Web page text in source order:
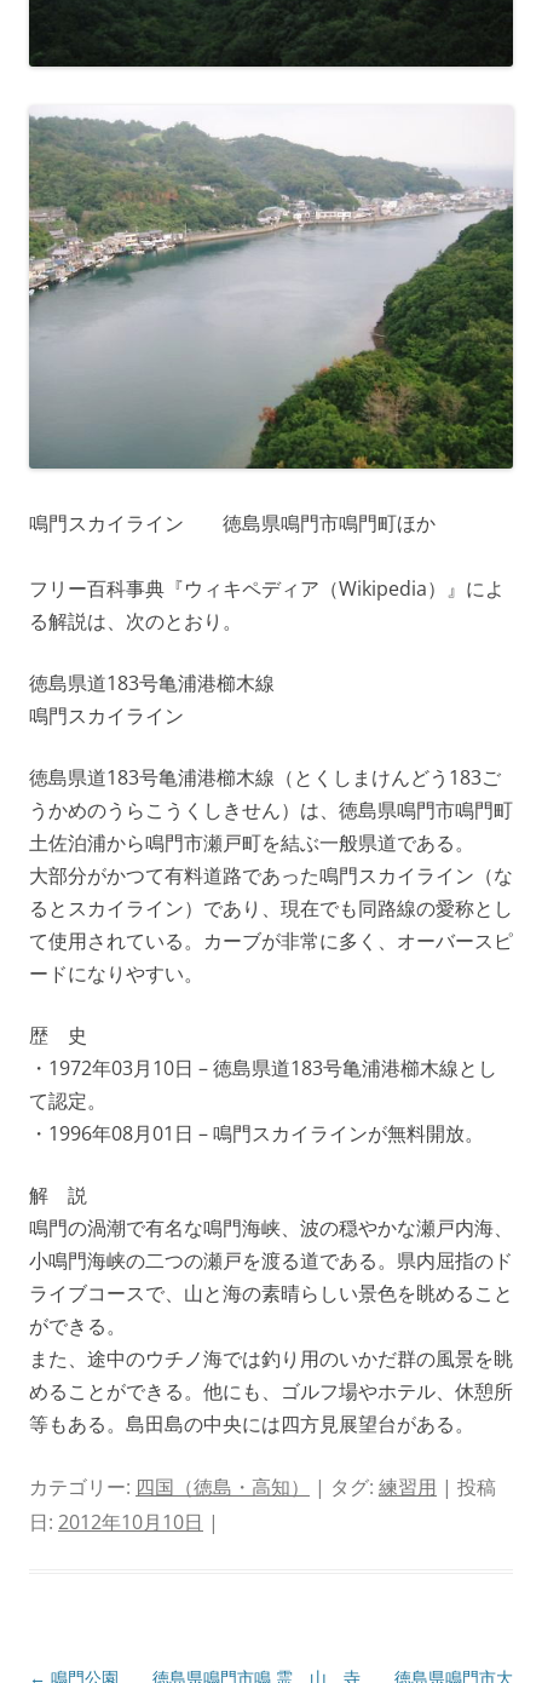
鳴門スカイライン 徳島県鳴門市鳴門町ほか
フリー百科事典『ウィキペディア（Wikipedia）』によ
る解説は、次のとおり。
徳島県道183号亀浦港櫛木線
鳴門スカイライン
徳島県道183号亀浦港櫛木線（とくしまけんどう183ご
うかめのうらこうくしきせん）は、徳島県鳴門市鳴門町
土佐泊浦から鳴門市瀬戸町を結ぶ一般県道である。
大部分がかつて有料道路であった鳴門スカイライン（な
るとスカイライン）であり、現在でも同路線の愛称とし
て使用されている。カーブが非常に多く、オーバースピ
ードになりやすい。
歴 史
・1972年03月10日 – 徳島県道183号亀浦港櫛木線とし
て認定。
・1996年08月01日 – 鳴門スカイラインが無料開放。
解 説
鳴門の渦潮で有名な鳴門海峡、波の穏やかな瀬戸内海、
小鳴門海峡の二つの瀬戸を渡る道である。県内屈指のド
ライブコースで、山と海の素晴らしい景色を眺めること
ができる。
また、途中のウチノ海では釣り用のいかだ群の風景を眺
めることができる。他にも、ゴルフ場やホテル、休憩所
等もある。島田島の中央には四方見展望台がある。
カテゴリー: 四国（徳島・高知） | タグ: 練習用 | 投稿
日: 2012年10月10日 |
投
← 鳴門公園 徳島県鳴門市鳴 霊 山 寺 徳島県鳴門市大